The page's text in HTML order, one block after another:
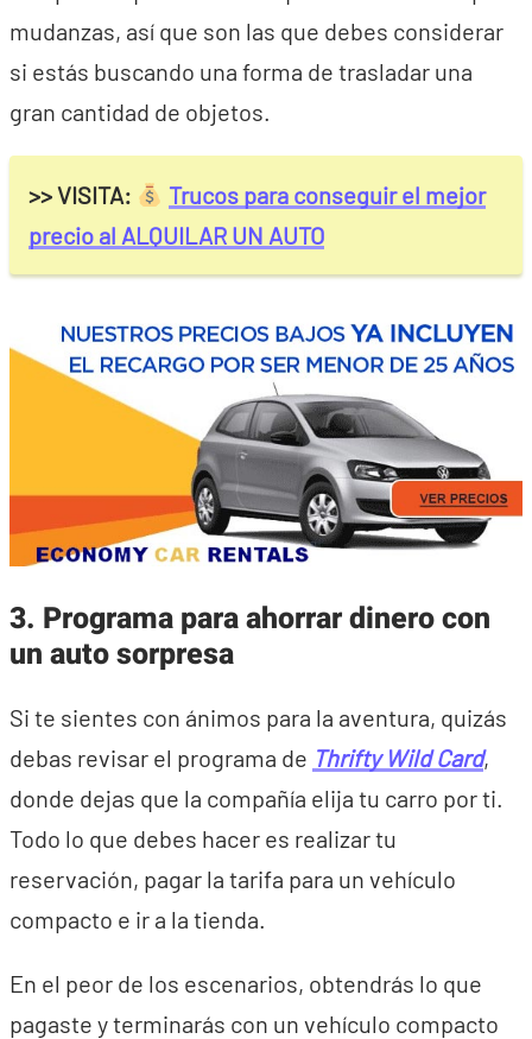
mudanzas, así que son las que debes considerar
si estás buscando una forma de trasladar una
gran cantidad de objetos.
>> VISITA:
Trucos para conseguir el mejor
precio al ALQUILAR UN AUTO
3. Programa para ahorrar dinero con
un auto sorpresa
Si te sientes con ánimos para la aventura, quizás
debas revisar el programa de ThriftyWild Card,
donde dejas que la compañía elija tu carro por ti.
Todo lo que debes hacer es realizar tu
reservación, pagar la tarifa para un vehículo
compacto e ir a la tienda.
En el peor de los escenarios, obtendrás lo que
pagaste y terminarás con un vehículo compacto